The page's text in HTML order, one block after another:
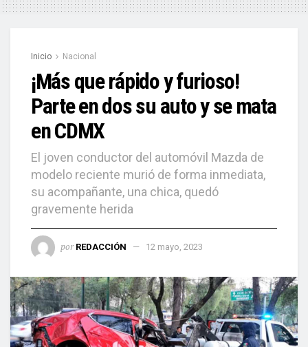
Inicio Nacional
¡Más que rápido y furioso!
Parte en dos su auto y se mata
en CDMX
El joven conductor del automóvil Mazda de
modelo reciente murió de forma inmediata,
su acompañante, una chica, quedó
gravemente herida
por REDACCIÓN 12 mayo, 2023